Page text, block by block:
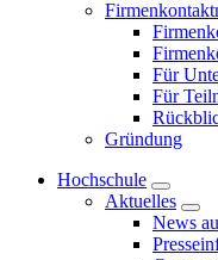
Für
Für
Gründung
Hochschule
Aktuelles
News